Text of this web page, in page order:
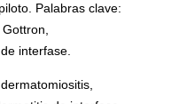
Palabras clave:
interfase.